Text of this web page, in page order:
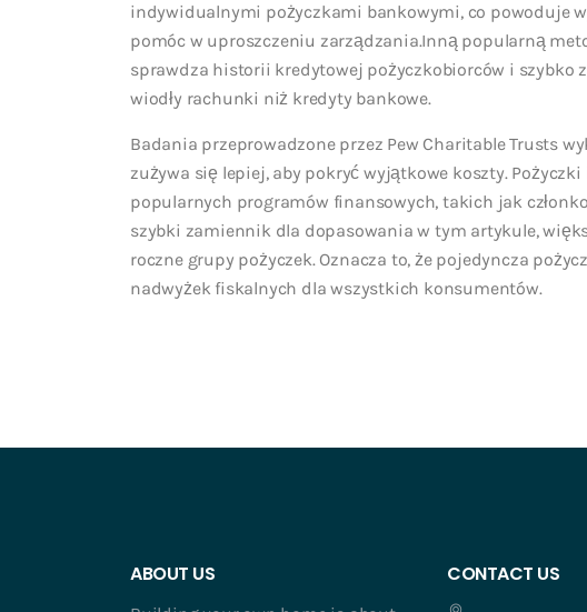
indywidualnymi pożyczkami bankowymi, co powoduje
pomóc w uproszczeniu zarządzania.Inną popularną
sprawdza historii kredytowej pożyczkobiorców i szybko
wiodły rachunki niż kredyty bankowe.
Badania przeprowadzone przez Pew Charitable Trusts
zużywa się lepiej, aby pokryć wyjątkowe koszty.
popularnych programów finansowych, takich jak
szybki zamiennik dla dopasowania w tym artykule,
roczne grupy pożyczek. Oznacza to, że pojedyncza
nadwyżek fiskalnych dla wszystkich konsumentów.
ABOUT US CONTACT US